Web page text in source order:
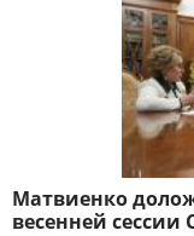
Матвиенко
весенней сессии